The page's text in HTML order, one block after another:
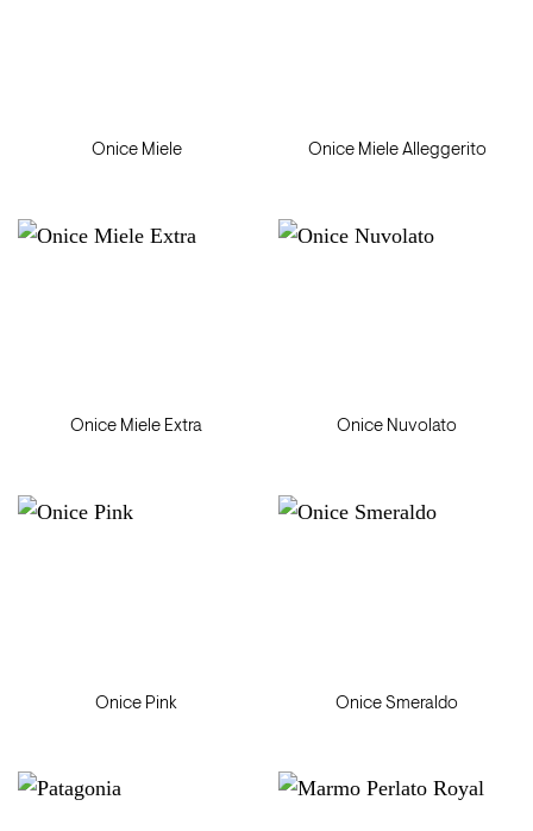
Onice Miele Onice Miele Alleggerito
Onice Miele Extra Onice Nuvolato
Onice Pink Onice Smeraldo